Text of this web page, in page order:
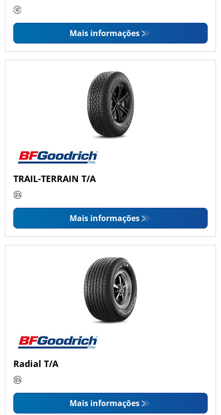
Mais informações
TRAIL-TERRAIN T/A
Mais informações
Radial T/A
Mais informações